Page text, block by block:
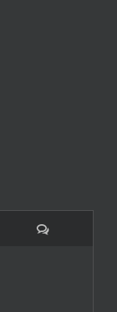
Kommentare